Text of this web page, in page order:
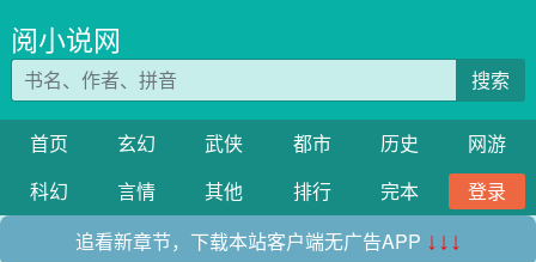
阅小说网
搜索
首页 玄幻 武侠 都市 历史
网游
科幻
言情 其他 排行 完本
登录
追看新章节，下载本站客户端无广告APP ↓↓↓